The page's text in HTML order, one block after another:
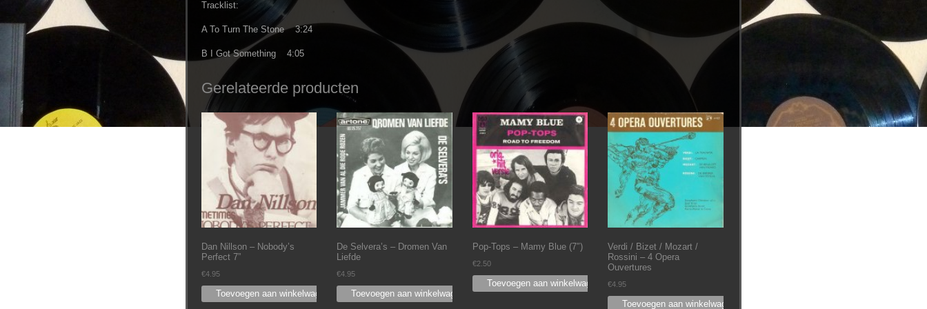
Tracklist:
A To Turn The Stone 3:24
B I Got Something 4:05
Gerelateerde producten
Dan Nillson – Nobody’s
Perfect 7”
€4.95
Toevoegen aan winkelwagen
De Selvera’s ‎– Dromen Van
Liefde
€4.95
Toevoegen aan winkelwagen
Pop-Tops ‎– Mamy Blue (7″)
€2.50
Toevoegen aan winkelwagen
Verdi / Bizet / Mozart /
Rossini ‎– 4 Opera
Ouvertures
€4.95
Toevoegen aan winkelwagen